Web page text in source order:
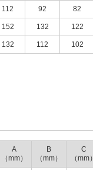
112 92 82
152 132 122
132 112 102
A
（mm）
B
（mm）
C
（mm）